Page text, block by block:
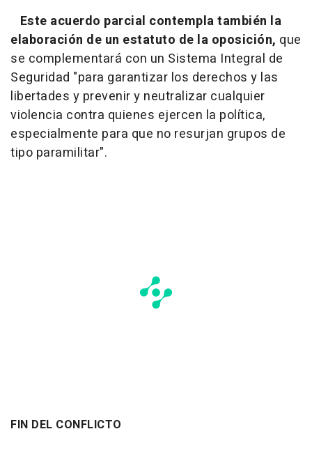
Este acuerdo parcial contempla también la
elaboración de un estatuto de la oposición, que
se complementará con un Sistema Integral de
Seguridad "para garantizar los derechos y las
libertades y prevenir y neutralizar cualquier
violencia contra quienes ejercen la política,
especialmente para que no resurjan grupos de
tipo paramilitar".
FIN DEL CONFLICTO